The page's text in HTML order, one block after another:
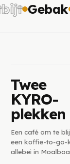
Gebak
Twee
KYRO-
plekken
Een café om te
een koffie-to-go-
allebei in